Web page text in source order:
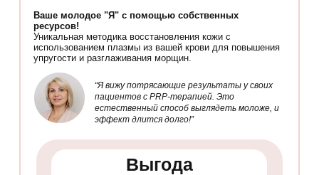
Ваше молодое "Я" с помощью собственных
ресурсов!
Уникальная методика восстановления кожи с
использованием плазмы из вашей крови для повышения
упругости и разглаживания морщин.
“Я вижу потрясающие результаты у своих
пациентов с PRP-терапией. Это
естественный способ выглядеть моложе, и
эффект длится долго!”
Выгода